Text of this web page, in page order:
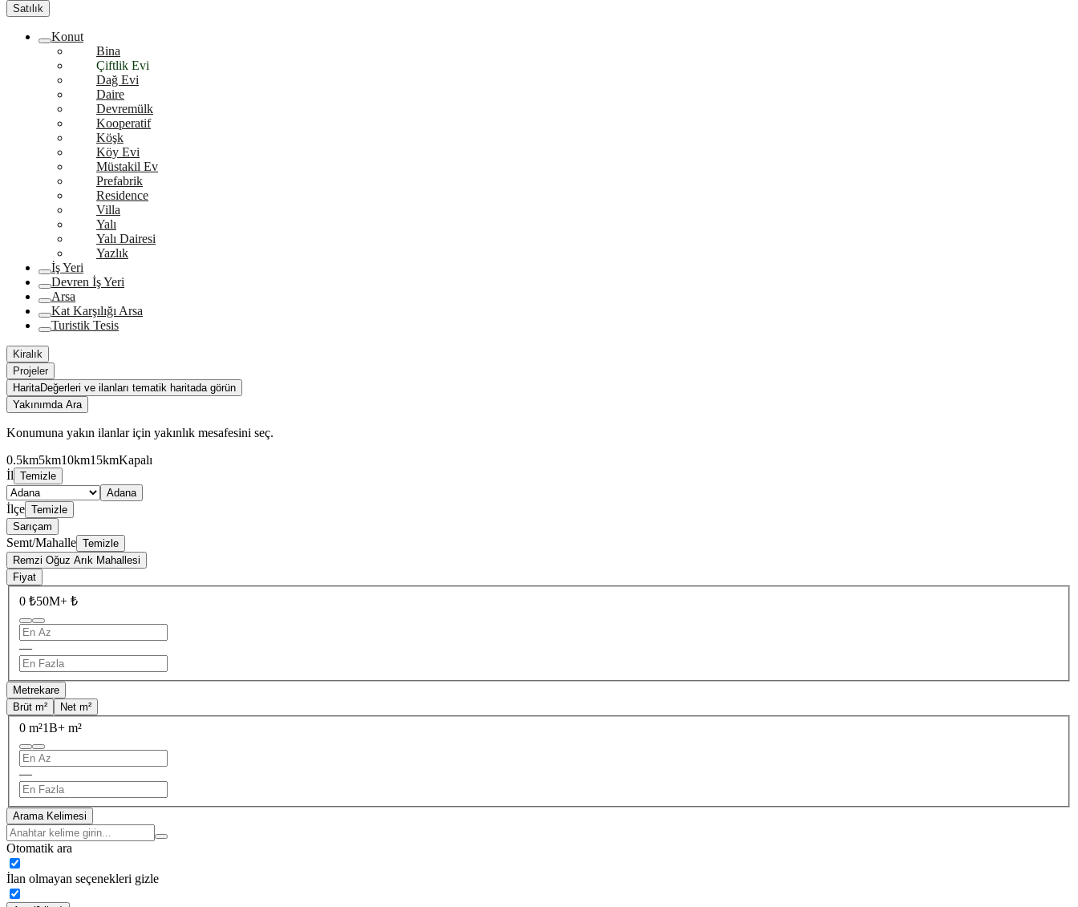
Satılık
Konut
Bina
Çiftlik Evi
Dağ Evi
Daire
Devremülk
Kooperatif
Köşk
Köy Evi
Müstakil Ev
Prefabrik
Residence
Villa
Yalı
Yalı Dairesi
Yazlık
İş Yeri
Devren İş Yeri
Arsa
Kat Karşılığı Arsa
Turistik Tesis
Kiralık
Projeler
HaritaDeğerleri ve ilanları tematik haritada görün
Yakınımda Ara
Konumuna yakın ilanlar için yakınlık mesafesini seç.
0.5km5km10km15kmKapalı
İl Temizle
Adana
İlçe Temizle
Sarıçam
Semt/Mahalle Temizle
Remzi Oğuz Arık Mahallesi
Fiyat
0 ₺50M+ ₺
—
Metrekare
Brüt m²
Net m²
0 m²1B+ m²
—
Arama Kelimesi
Otomatik ara
İlan olmayan seçenekleri gizle